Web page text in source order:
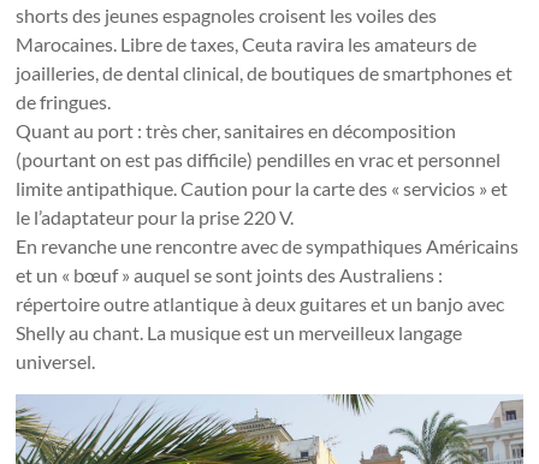
shorts des jeunes espagnoles croisent les voiles des
Marocaines. Libre de taxes, Ceuta ravira les amateurs de
joailleries, de dental clinical, de boutiques de smartphones et
de fringues.
Quant au port : très cher, sanitaires en décomposition
(pourtant on est pas difficile) pendilles en vrac et personnel
limite antipathique. Caution pour la carte des « servicios » et
le l’adaptateur pour la prise 220 V.
En revanche une rencontre avec de sympathiques Américains
et un « bœuf » auquel se sont joints des Australiens :
répertoire outre atlantique à deux guitares et un banjo avec
Shelly au chant. La musique est un merveilleux langage
universel.